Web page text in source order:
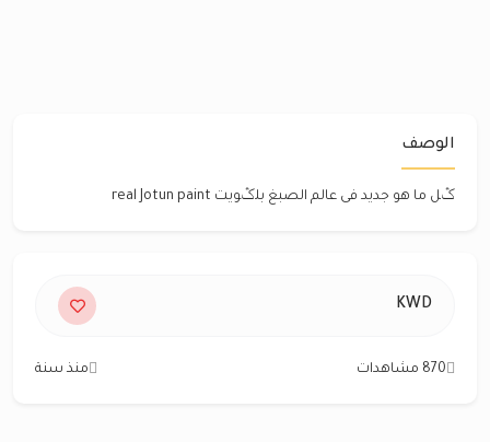
الوصف
ݣل ما هو جديد فى عالم الصبغ بلݣويت real Jotun paint
KWD
870 مشاهدات منذ سنة